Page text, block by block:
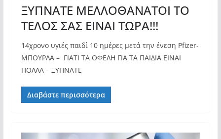
ΞΥΠΝΑΤΕ ΜΕΛΛΟΘΑΝΑΤΟΙ ΤΟ
ΤΕΛΟΣ ΣΑΣ ΕΙΝΑΙ ΤΩΡΑ!!!
14χρονο υγιές παιδί 10 ημέρες μετά την ένεση Pfizer-
ΜΠΟΥΡΛΑ – ΓΙΑΤΙ ΤΑ ΟΦΕΛΗ ΓΙΑ ΤΑ ΠΑΙΔΙΑ ΕΙΝΑΙ
ΠΟΛΛΑ – ΞΥΠΝΑΤΕ
Διαβάστε περισσότερα